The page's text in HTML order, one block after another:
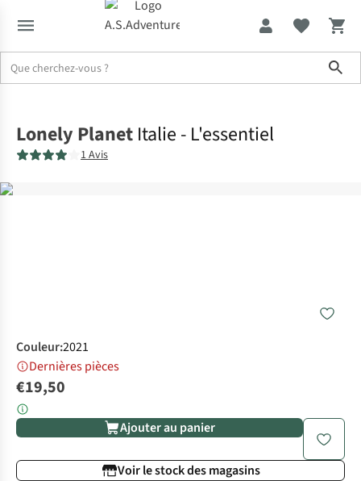
Lonely Planet Italie - L'essentiel
1 Avis
Couleur:2021
Dernières pièces
€19,50
Ajouter au panier
Voir le stock des magasins